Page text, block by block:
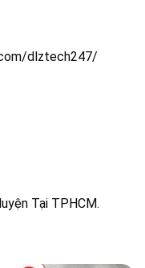
dlztech247/
Tại TPHCM.